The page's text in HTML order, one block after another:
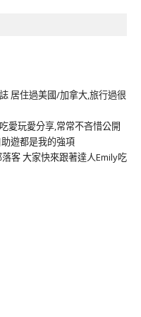
居住過美國/加拿大,旅行過很
愛玩愛分享,常常不吝惜公開
遊都是我的強項
客 大家快來跟著達人Emily吃